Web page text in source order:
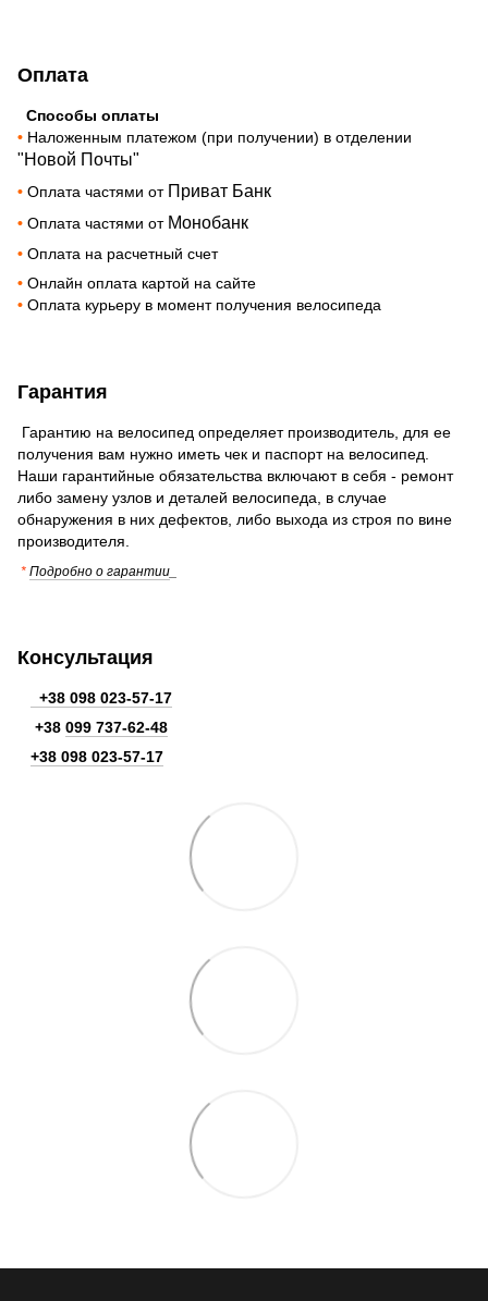
Оплата
Способы оплаты
• Наложенным платежом (при получении) в отделении
"Новой Почты"
• Оплата частями от Приват Банк
• Оплата частями от Монобанк
• Оплата на расчетный счет
• Онлайн оплата картой на сайте
• Оплата курьеру в момент получения велосипеда
Гарантия
Гарантию на велосипед определяет производитель, для ее
получения вам нужно иметь чек и паспорт на велосипед.
Наши гарантийные обязательства включают в себя - ремонт
либо замену узлов и деталей велосипеда, в случае
обнаружения в них дефектов, либо выхода из строя по вине
производителя.
* Подробно о гарантии
Консультация
+38 098 023-57-17
+38 099 737-62-48
+38 098 023-57-17